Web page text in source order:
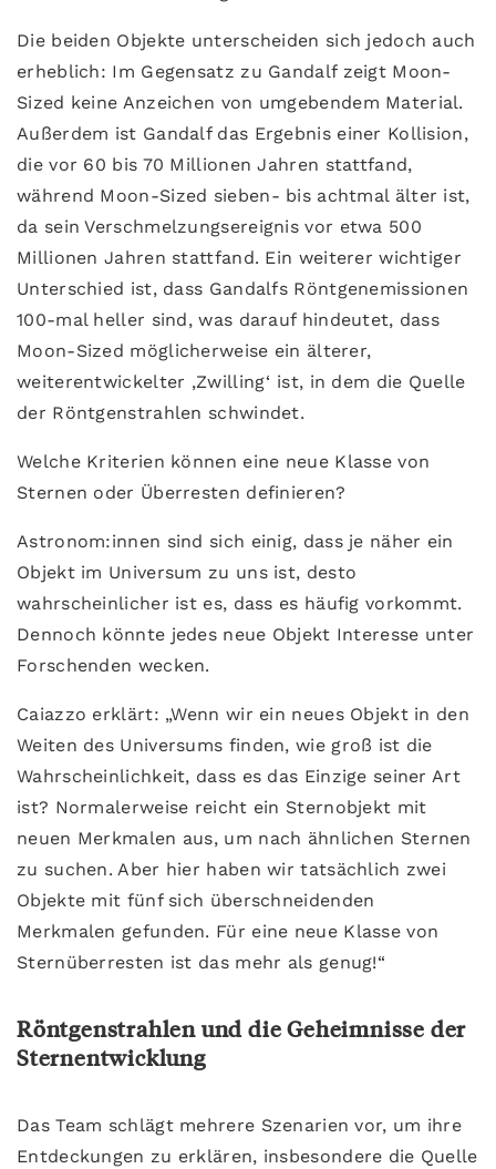
Die beiden Objekte unterscheiden sich jedoch auch
erheblich: Im Gegensatz zu Gandalf zeigt Moon-
Sized keine Anzeichen von umgebendem Material.
Außerdem ist Gandalf das Ergebnis einer Kollision,
die vor 60 bis 70 Millionen Jahren stattfand,
während Moon-Sized sieben- bis achtmal älter ist,
da sein Verschmelzungsereignis vor etwa 500
Millionen Jahren stattfand. Ein weiterer wichtiger
Unterschied ist, dass Gandalfs Röntgenemissionen
100-mal heller sind, was darauf hindeutet, dass
Moon-Sized möglicherweise ein älterer,
weiterentwickelter ‚Zwilling‘ ist, in dem die Quelle
der Röntgenstrahlen schwindet.
Welche Kriterien können eine neue Klasse von
Sternen oder Überresten definieren?
Astronom:innen sind sich einig, dass je näher ein
Objekt im Universum zu uns ist, desto
wahrscheinlicher ist es, dass es häufig vorkommt.
Dennoch könnte jedes neue Objekt Interesse unter
Forschenden wecken.
Caiazzo erklärt: „Wenn wir ein neues Objekt in den
Weiten des Universums finden, wie groß ist die
Wahrscheinlichkeit, dass es das Einzige seiner Art
ist? Normalerweise reicht ein Sternobjekt mit
neuen Merkmalen aus, um nach ähnlichen Sternen
zu suchen. Aber hier haben wir tatsächlich zwei
Objekte mit fünf sich überschneidenden
Merkmalen gefunden. Für eine neue Klasse von
Sternüberresten ist das mehr als genug!“
Röntgenstrahlen und die Geheimnisse der
Sternentwicklung
Das Team schlägt mehrere Szenarien vor, um ihre
Entdeckungen zu erklären, insbesondere die Quelle